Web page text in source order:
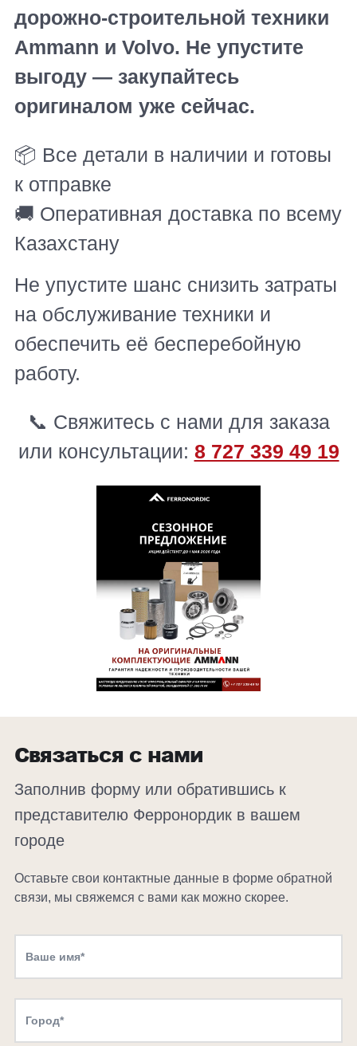
дорожно-строительной техники
Ammann и Volvo. Не упустите
выгоду — закупайтесь
оригиналом уже сейчас.
📦 Все детали в наличии и готовы
к отправке
🚚 Оперативная доставка по всему
Казахстану
Не упустите шанс снизить затраты
на обслуживание техники и
обеспечить её бесперебойную
работу.
📞 Свяжитесь с нами для заказа
или консультации: 8 727 339 49 19
Связаться с нами
Заполнив форму или обратившись к
представителю Ферронордик в вашем
городе
Оставьте свои контактные данные в форме обратной
связи, мы свяжемся с вами как можно скорее.